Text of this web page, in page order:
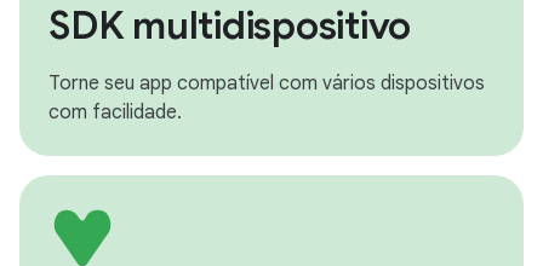
SDK multidispositivo
Torne seu app compatível com vários dispositivos
com facilidade.